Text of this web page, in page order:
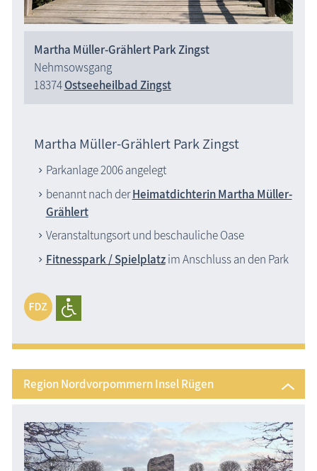
Martha Müller-Grählert Park Zingst
Nehmsowsgang
18374Ostseeheilbad Zingst
Martha Müller-Grählert Park Zingst
Parkanlage 2006 angelegt
benannt nach derHeimatdichterin Martha Müller-
Grählert
Veranstaltungsort und beschauliche Oase
Fitnesspark / Spielplatzim Anschluss an den Park
Region Nordvorpommern Insel Rügen